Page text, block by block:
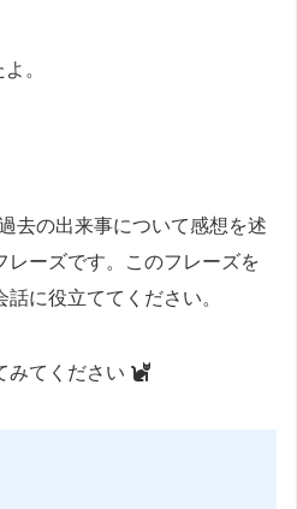
。
去の出来事について感想を述
レーズです。このフレーズを
に役立ててください。
みてください